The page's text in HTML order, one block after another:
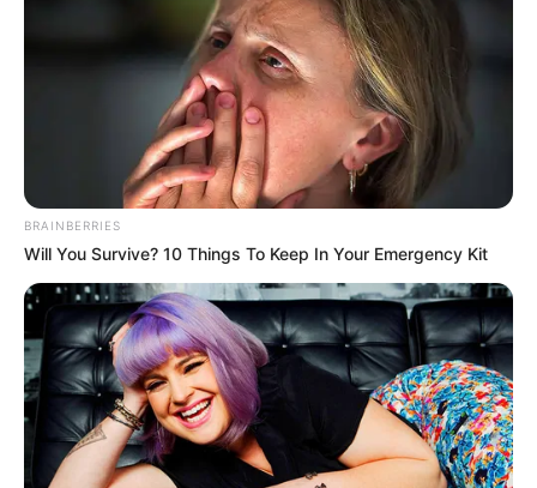
ΠΛΗΡΩΜΈΣ ΠΡΟΣ ΤΟ ΔΗΜΌΣΙΟ… ΟΎΤΕ ΠΟΡΕΊΕΣ
ΧΡΕΙΆΖΟΝΤΑΙ, ΟΎΤΕ ΕΞΕΓΈΡΣΕΙΣ, ΟΎΤΕ ΒΊΑΙΕΣ
ΑΝΤΙΔΡΆΣΕΙΣ. ΑΥΤΉ ΕΊΝΑΙ Η ΛΎΣΗ, ΌΜΟΡΦΑ, ΉΡΕΜΑ ΚΑΙ
ΑΝΈΞΟΔΑ. ΚΑΙ ΜΑΝΤΈΨΤΕ ΠΟΙΟΣ ΘΑ ΚΕΡΔΊΣΕΙ ΚΑΙ
ΠΟΙΟΣ ΘΑ ΧΆΣΕΙ..
ΕΤΣΙ ΑΚΡΙΒΩΣ ΟΠΩΣ ΜΑΣ ΤΑ ΛΕΕΙ Ο ΦΙΛΟΣ
ΜΑΣ ΕΙΝΑΙ. ΜΑΝΤΕΨΤΕ ΠΟΙΟΣ ΘΑ ΚΕΡΔΙΣΕΙ
ΚΑΙ ΠΟΙΟΣ ΘΑ ΧΑΣΕΙ.
ΟΠΩΣ ΕΓΡΑΨΑ ΚΑΙ ΣΤΗΝ ΕΙΣΑΓΩΓΗ ΤΟΥ ΑΡΘΡΟΥ,
ΠΟΛΛΕΣ ΦΟΡΕΣ Η ΛΥΣΗ ΕΙΝΑΙ ΠΟΛΥ ΠΙΟ ΑΠΛΗ ΑΠΟ ΟΤΙ
ΝΟΜΙΖΟΥΜΕ. ΔΕΝ ΕΧΕΙ ΝΑ ΚΑΝΕΙ ΜΕ ΤΟ ΜΕΓΕΘΟΣ ΤΟΥ
ΠΡΟΒΛΗΜΑΤΟΣ, ΑΛΛΑ ΜΕ ΤΟΝ ΤΡΟΠΟ ΣΚΕΨΗΣ ΜΑΣ.
ΔΕΝ ΣΑΣ ΕΧΩ ΠΕΙ ΟΤΙ ΕΝΩ ΜΑΣ ΕΧΟΥΝ ΒΑΛΕΙΣ Ε ΕΝΑ
ΚΛΟΥΒΙ, ΤΟ ΠΟΡΤΑΚΙ ΤΟΥ ΕΙΝΑΙ ΑΝΟΙΚΤΟ ΚΑΙ ΟΠΟΙΟΣ
ΘΕΛΕΙ ΜΠΟΡΕΙ ΝΑ ΒΓΕΙ ΑΠΟ ΕΚΕΙ ΜΕΣΑ; ΝΑΙ ΟΜΩΣ,
BRAINBERRIES
Will You Survive? 10 Things To Keep In Your Emergency Kit